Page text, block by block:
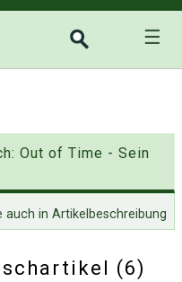
☰
Out of Time - Sein
auch in Artikelbeschreibung
(6)